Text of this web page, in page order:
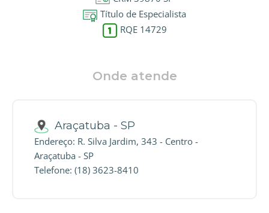
Título de Especialista
RQE 14729
Onde atende
Araçatuba - SP
Endereço: R. Silva Jardim, 343 - Centro -
Araçatuba - SP
Telefone: (18) 3623-8410